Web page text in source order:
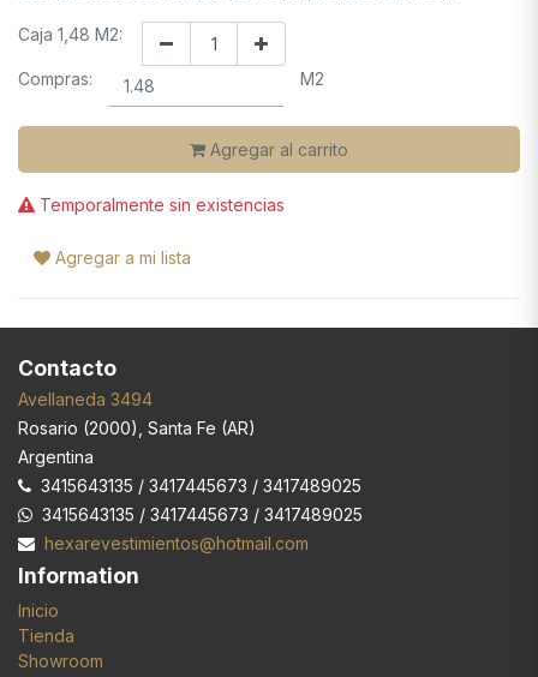
Caja 1,48 M2:
Compras: M2
Agregar al carrito
Temporalmente sin existencias
Agregar a mi lista
Contacto
Avellaneda 3494
Rosario (2000), Santa Fe (AR)
Argentina
3415643135 / 3417445673 / 3417489025
3415643135 / 3417445673 / 3417489025
hexarevestimientos@hotmail.com
Information
Inicio
Tienda
Showroom